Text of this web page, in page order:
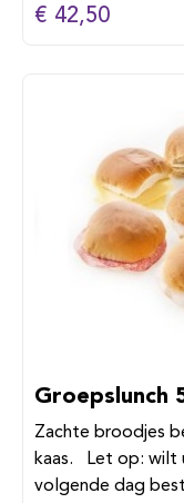
€ 42,50
Groepslunch
Zachte broodjes
kaas. Let op: wilt
volgende dag